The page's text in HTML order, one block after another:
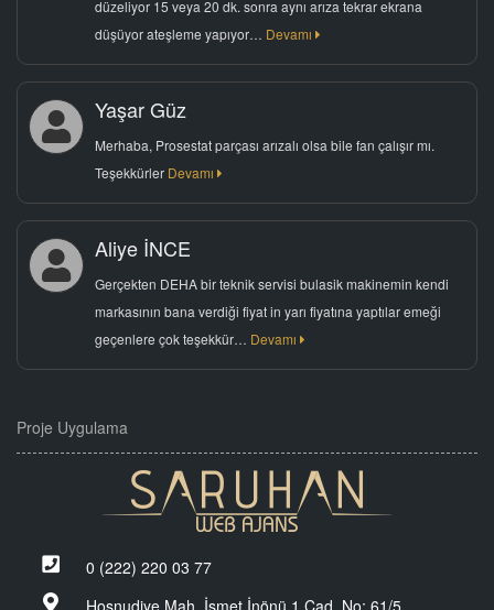
düzeliyor 15 veya 20 dk. sonra aynı arıza tekrar ekrana
düşüyor ateşleme yapıyor… Devamı
Yaşar Güz
Merhaba, Prosestat parçası arızalı olsa bile fan çalışır mı.
Teşekkürler Devamı
Aliye İNCE
Gerçekten DEHA bir teknik servisi bulasik makinemin kendi
markasının bana verdiği fiyat in yarı fiyatına yaptılar emeği
geçenlere çok teşekkür… Devamı
Proje Uygulama
0 (222) 220 03 77
Hoşnudiye Mah. İsmet İnönü 1 Cad. No: 61/5